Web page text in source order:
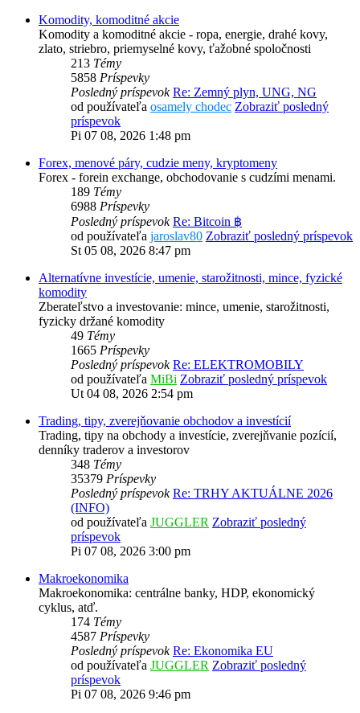
Komodity, komoditné akcie
Komodity a komoditné akcie - ropa, energie, drahé kovy,
zlato, striebro, priemyselné kovy, ťažobné spoločnosti
213 Témy
5858 Príspevky
Posledný príspevok Re: Zemný plyn, UNG, NG
od používateľa osamely chodec Zobraziť posledný
príspevok
Pi 07 08, 2026 1:48 pm
Forex, menové páry, cudzie meny, kryptomeny
Forex - forein exchange, obchodovanie s cudzími menami.
189 Témy
6988 Príspevky
Posledný príspevok Re: Bitcoin ฿
od používateľa jaroslav80 Zobraziť posledný príspevok
St 05 08, 2026 8:47 pm
Alternatívne investície, umenie, starožitnosti, mince, fyzické
komodity
Zberateľstvo a investovanie: mince, umenie, starožitnosti,
fyzicky držané komodity
49 Témy
1665 Príspevky
Posledný príspevok Re: ELEKTROMOBILY
od používateľa MiBi Zobraziť posledný príspevok
Ut 04 08, 2026 2:54 pm
Trading, tipy, zverejňovanie obchodov a investícií
Trading, tipy na obchody a investície, zverejňvanie pozícií,
denníky traderov a investorov
348 Témy
35379 Príspevky
Posledný príspevok Re: TRHY AKTUÁLNE 2026
(INFO)
od používateľa JUGGLER Zobraziť posledný
príspevok
Pi 07 08, 2026 3:00 pm
Makroekonomika
Makroekonomika: centrálne banky, HDP, ekonomický
cyklus, atď.
174 Témy
4587 Príspevky
Posledný príspevok Re: Ekonomika EU
od používateľa JUGGLER Zobraziť posledný
príspevok
Pi 07 08, 2026 9:46 pm